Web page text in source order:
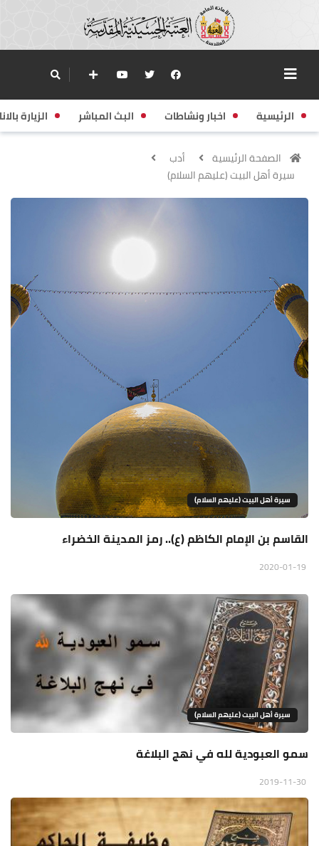
الرئيسية اخبار ونشاطات البث المباشر الزيارة
الصفحة الرئيسية
أدب
سيرة أهل البيت (عليهم السلام)
سيرة أهل البيت (عليهم السلام)
القاسم بن الإمام الكاظم (ع).. رمز المدينة الخضراء
سيرة أهل البيت (عليهم السلام)
سمو العبودية لله في نهج البلاغة